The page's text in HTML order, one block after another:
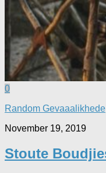
0
Random Gevaaalikhede
November 19, 2019
Stoute